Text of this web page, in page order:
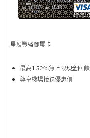
星展豐盛御璽卡
最高1.52%無上限現金回饋
尊享機場接送優惠價